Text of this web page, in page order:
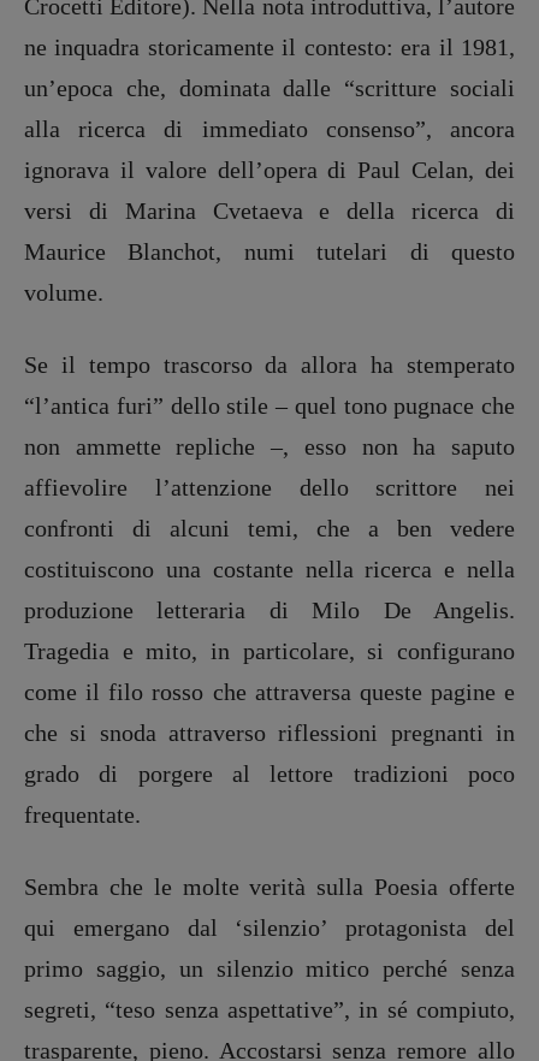
Recensioni
Primo Piano
Interviste
RUBRICHE
presente
Fumetti
Pulp for kids
Opera prima
DOSSIER
Blade Runner 40
Editoria
Intelligenza Artificiale
Maestri sommersi
Pasolini 1922-2022
Scienza
Stranimondi
Tornare a Ballard
Vampirismi
Zong!
DIRETTRICE RESPONSABILE
Antonella Marrone
Crocetti Editore). Nella nota introduttiva, l’autore
ne inquadra storicamente il contesto: era il 1981,
un’epoca che, dominata dalle “scritture sociali
alla ricerca di immediato consenso”, ancora
ignorava il valore dell’opera di Paul Celan, dei
versi di Marina Cvetaeva e della ricerca di
Maurice Blanchot, numi tutelari di questo
volume.
Se il tempo trascorso da allora ha stemperato
“l’antica furi” dello stile – quel tono pugnace che
non ammette repliche –, esso non ha saputo
affievolire l’attenzione dello scrittore nei
confronti di alcuni temi, che a ben vedere
costituiscono una costante nella ricerca e nella
produzione letteraria di Milo De Angelis.
Tragedia e mito, in particolare, si configurano
come il filo rosso che attraversa queste pagine e
che si snoda attraverso riflessioni pregnanti in
grado di porgere al lettore tradizioni poco
frequentate.
Sembra che le molte verità sulla Poesia offerte
qui emergano dal ‘silenzio’ protagonista del
primo saggio, un silenzio mitico perché senza
segreti, “teso senza aspettative”, in sé compiuto,
trasparente, pieno. Accostarsi senza remore allo